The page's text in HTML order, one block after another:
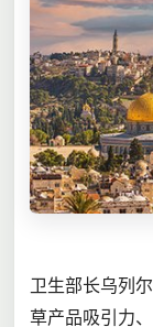
卫生部长乌列
草产品吸引力